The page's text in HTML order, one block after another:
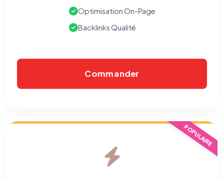
Optimisation On-Page
Backlinks Qualité
Commander
POPULAIRE